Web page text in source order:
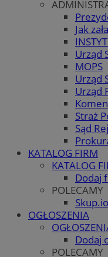
Jak
Urząd
MOPS
Urząd
Urząd
Straż
Sąd
KATALOG FIRM
KATALOG
Dodaj
POLECAMY
OGŁOSZENIA
Dodaj
POLECAMY